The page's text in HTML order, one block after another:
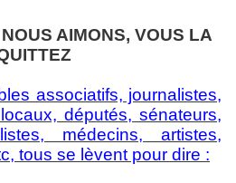
AIMONS, VOUS LA
associatifs, journalistes,
députés, sénateurs,
médecins, artistes,
tous se lèvent pour dire :